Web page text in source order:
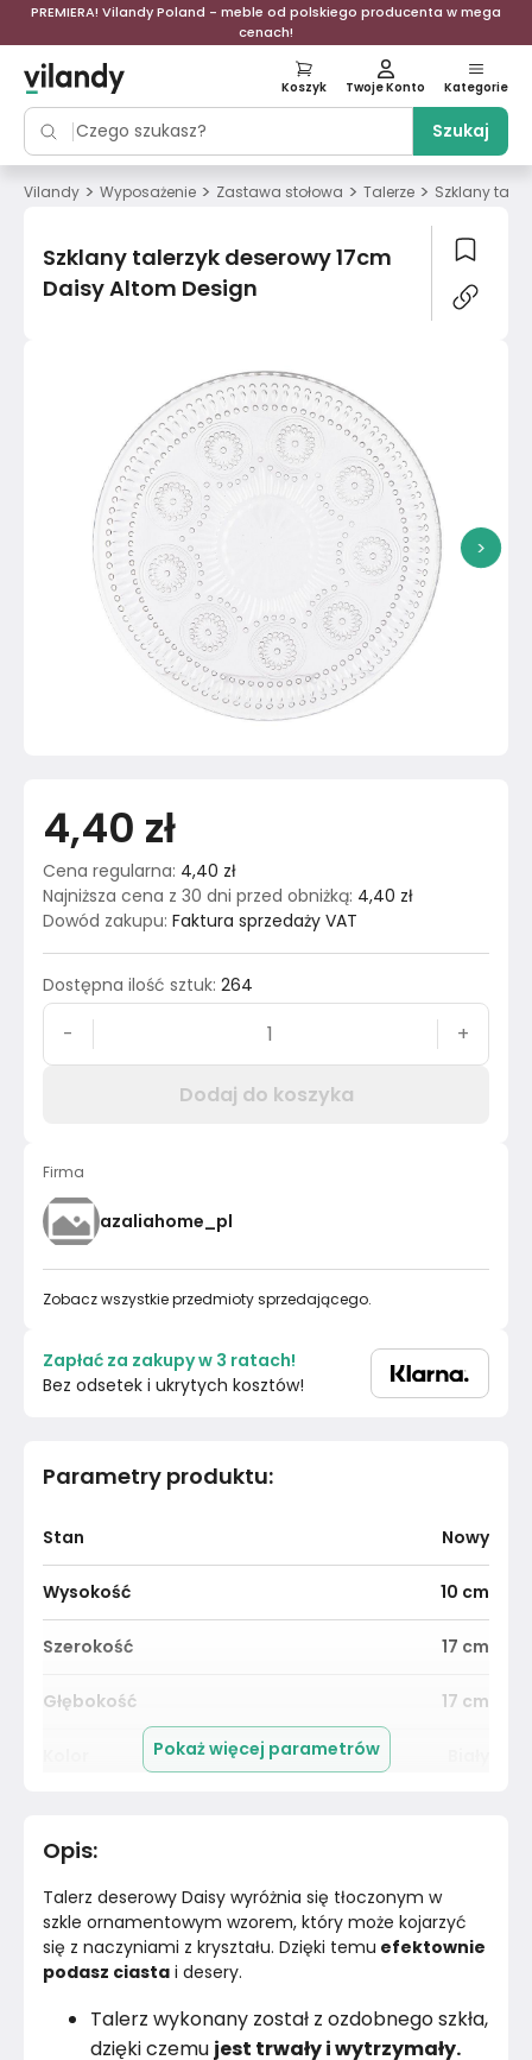
PREMIERA! Vilandy Poland - meble od polskiego producenta w mega
cenach!
Szukaj
Koszyk Twoje Konto Kategorie
Vilandy > Wyposażenie > Zastawa stołowa > Talerze > Szklany
Szklany talerzyk deserowy 17cm
Daisy Altom Design
>
Parametry produktu:
Stan Nowy
Wysokość 10 cm
Szerokość 17 cm
Głębokość 17 cm
Materiał
Marka Altom Design
Montaż
Pokaż więcej parametrów
Opis:
Talerz deserowy Daisy wyróżnia się tłoczonym w
szkle ornamentowym wzorem, który może kojarzyć
się z naczyniami z kryształu. Dzięki temu efektownie
podasz ciasta i desery.
Talerz wykonany został z ozdobnego szkła,
dzięki czemu jest trwały i wytrzymały.
4,40 zł
Cena regularna: 4,40 zł
Najniższa cena z 30 dni przed obniżką: 4,40 zł
Dowód zakupu: Faktura sprzedaży VAT
Dostępna ilość sztuk: 264
- +
Dodaj do koszyka
Firma
azaliahome_pl
Zobacz wszystkie przedmioty sprzedającego.
Zapłać za zakupy w 3 ratach!
Bez odsetek i ukrytych kosztów!